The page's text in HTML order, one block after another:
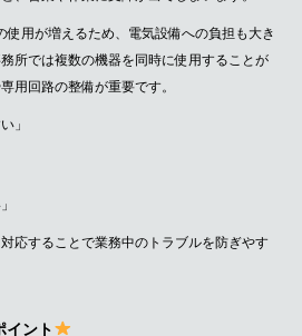
使用が増えるため、電気設備への負担も大き
所では複数の機器を同時に使用することが
用回路の整備が重要です。
」
応することで業務中のトラブルを防ぎやす
イント